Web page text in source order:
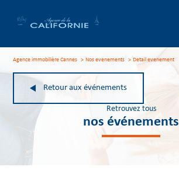
Agence immobilière Cannes Nos evenements detail evenement
Retour aux événements
Retrouvez tous
nos événements